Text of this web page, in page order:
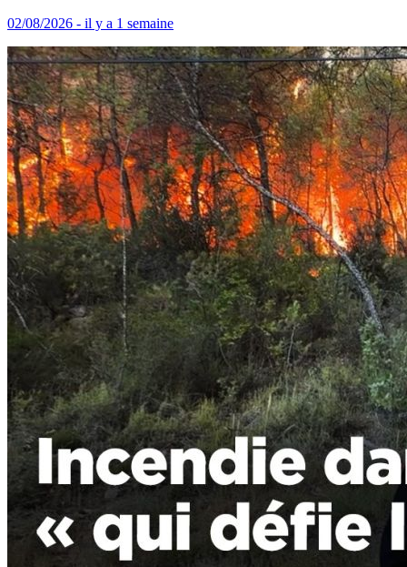
02/08/2026 - il y a 1 semaine